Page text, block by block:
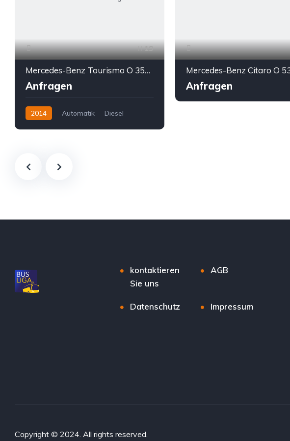
19
Mercedes-Benz Tourismo O 350 RHD R15 * Euro 6 * Vollausstattung
Anfragen
2014 Automatik Diesel
Anfragen
kontaktieren
Sie uns
AGB
Datenschutz Impressum
Copyright © 2024. All rights reserved.